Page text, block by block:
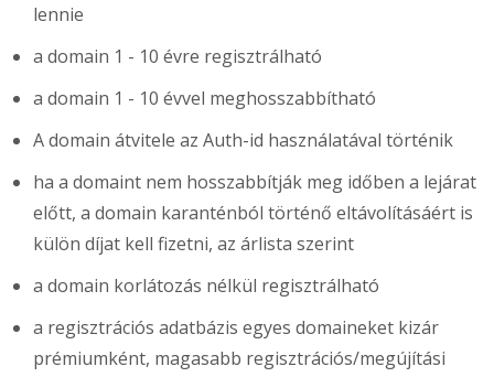
lennie
a domain 1 - 10 évre regisztrálható
a domain 1 - 10 évvel meghosszabbítható
A domain átvitele az Auth-id használatával történik
ha a domaint nem hosszabbítják meg időben a lejárat
előtt, a domain karanténból történő eltávolításáért is
külön díjat kell fizetni, az árlista szerint
a domain korlátozás nélkül regisztrálható
a regisztrációs adatbázis egyes domaineket kizár
prémiumként, magasabb regisztrációs/megújítási